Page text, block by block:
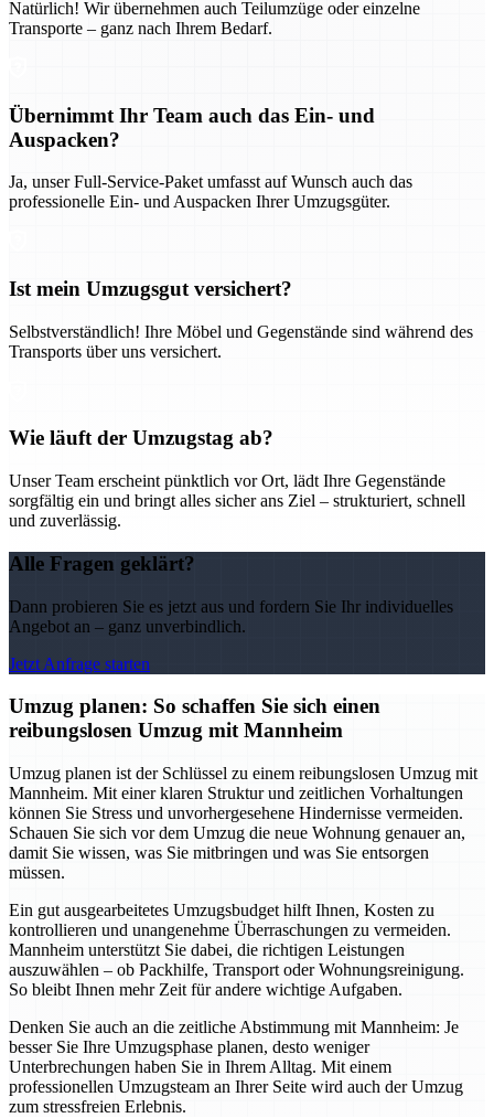
Natürlich! Wir übernehmen auch Teilumzüge oder einzelne
Transporte – ganz nach Ihrem Bedarf.
Übernimmt Ihr Team auch das Ein- und
Auspacken?
Ja, unser Full-Service-Paket umfasst auf Wunsch auch das
professionelle Ein- und Auspacken Ihrer Umzugsgüter.
Ist mein Umzugsgut versichert?
Selbstverständlich! Ihre Möbel und Gegenstände sind während des
Transports über uns versichert.
Wie läuft der Umzugstag ab?
Unser Team erscheint pünktlich vor Ort, lädt Ihre Gegenstände
sorgfältig ein und bringt alles sicher ans Ziel – strukturiert, schnell
und zuverlässig.
Alle Fragen geklärt?
Dann probieren Sie es jetzt aus und fordern Sie Ihr individuelles
Angebot an – ganz unverbindlich.
Jetzt Anfrage starten
Umzug planen: So schaffen Sie sich einen
reibungslosen Umzug mit Mannheim
Umzug planen ist der Schlüssel zu einem reibungslosen Umzug mit
Mannheim. Mit einer klaren Struktur und zeitlichen Vorhaltungen
können Sie Stress und unvorhergesehene Hindernisse vermeiden.
Schauen Sie sich vor dem Umzug die neue Wohnung genauer an,
damit Sie wissen, was Sie mitbringen und was Sie entsorgen
müssen.
Ein gut ausgearbeitetes Umzugsbudget hilft Ihnen, Kosten zu
kontrollieren und unangenehme Überraschungen zu vermeiden.
Mannheim unterstützt Sie dabei, die richtigen Leistungen
auszuwählen – ob Packhilfe, Transport oder Wohnungsreinigung.
So bleibt Ihnen mehr Zeit für andere wichtige Aufgaben.
Denken Sie auch an die zeitliche Abstimmung mit Mannheim: Je
besser Sie Ihre Umzugsphase planen, desto weniger
Unterbrechungen haben Sie in Ihrem Alltag. Mit einem
professionellen Umzugsteam an Ihrer Seite wird auch der Umzug
zum stressfreien Erlebnis.